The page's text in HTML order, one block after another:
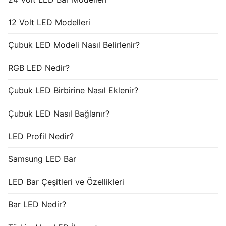
12 Volt LED Modelleri
Çubuk LED Modeli Nasıl Belirlenir?
RGB LED Nedir?
Çubuk LED Birbirine Nasıl Eklenir?
Çubuk LED Nasıl Bağlanır?
LED Profil Nedir?
Samsung LED Bar
LED Bar Çeşitleri ve Özellikleri
Bar LED Nedir?